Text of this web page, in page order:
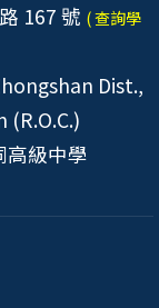
167 號 ( 查詢學
Dist.,
(R.O.C.)
高級中學